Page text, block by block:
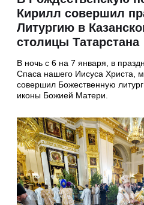
Кирилл совершил
Литургию в
столицы Татарстана
В ночь с 6 на 7 января, в
Спаса нашего Иисуса Христа,
совершил Божественную
иконы Божией Матери.